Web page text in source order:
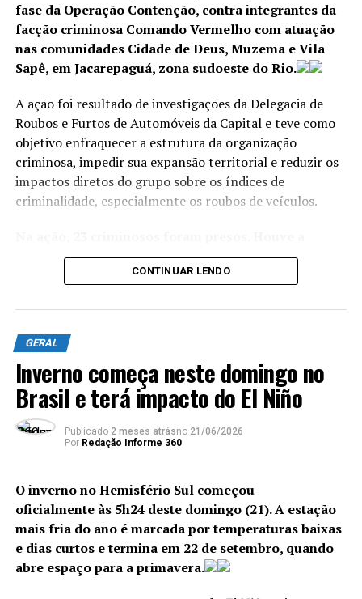
fase da Operação Contenção, contra integrantes da
facção criminosa Comando Vermelho com atuação
nas comunidades Cidade de Deus, Muzema e Vila
Sapê, em Jacarepaguá, zona sudoeste do Rio.
A ação foi resultado de investigações da Delegacia de
Roubos e Furtos de Automóveis da Capital e teve como
objetivo enfraquecer a estrutura da organização
criminosa, impedir sua expansão territorial e reduzir os
impactos diretos do grupo sobre os índices de
criminalidade, especialmente os roubos de veículos.
apreensão de material entorpecente, além de 200
cartuchos, 11 carregadores, 20 celulares, quatro
e um artefato explosivo.
Os agentes também localizaram uma central de gatonet
clandestina, e equipes da Delegacia de Repressão aos
Crimes Contra a Propriedade Imaterial (DRCPIM)
fecharam uma loja de multimarcas com dezenas de
produtos falsificados.
da Polícia Militar apreenderam seis fuzis ao longo
da ação, localizados na comunidade da Muzema, no
Itanhangá, controlada pelo Comando Vermelho
. Em
uma área de mata fechada,
três criminosos foram
baleados e encaminhados a um hospital público na
Barra da Tijuca.
CONTINUAR LENDO
GERAL
Inverno começa neste domingo no
Brasil e terá impacto do El Niño
Publicado 2 meses atrásno 21/06/2026
Por Redação Informe 360
O inverno no Hemisfério Sul começou
oficialmente às 5h24 deste domingo (21). A estação
mais fria do ano é marcada por temperaturas baixas
e dias curtos e termina em 22 de setembro, quando
abre espaço para a primavera.